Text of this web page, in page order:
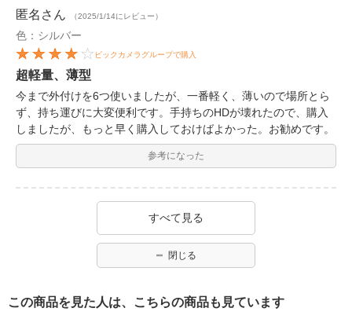
匿名 さん （2025/1/14にレビュー）
色：シルバー
ビックカメラグループで購入
超軽量、薄型
今まで外付けを6つ使いましたが、一番軽く、薄いので場所とら
ず、持ち運びに大変便利です。手持ちのHDが壊れたので、購入
しましたが、もっと早く購入しておけばよかった。お勧めです。
参考になった
すべて見る
閉じる
この商品を見た人は、こちらの商品も見ています